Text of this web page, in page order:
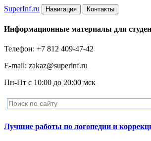
SuperInf.ru Навигация Контакты
Информационные материалы для
Телефон: +7 812 409-47-42
E-mail: zakaz@superinf.ru
Пн-Пт с 10:00 до 20:00 мск
Лучшие работы по логопедии и